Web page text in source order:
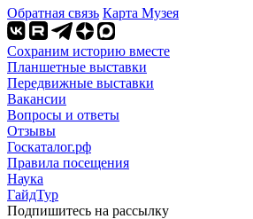
Обратная связь Карта Музея
Сохраним историю вместе
Планшетные выставки
Передвижные выставки
Вакансии
Вопросы и ответы
Отзывы
Госкаталог.рф
Правила посещения
Наука
ГайдТур
Подпишитесь на рассылку